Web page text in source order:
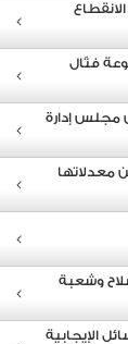
مجلس إدارة
معدلاتها
وشعبة
الإيجابية